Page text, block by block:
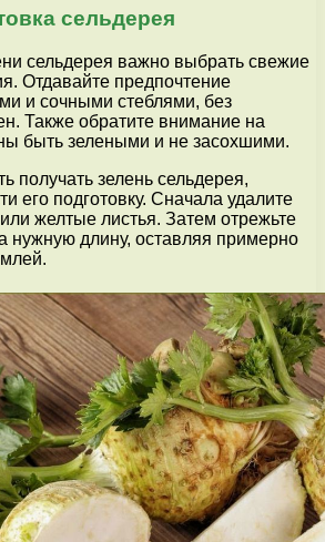
сельдерея
сельдерея важно выбрать свежие
Отдавайте предпочтение
и сочными стеблями, без
Также обратите внимание на
быть зелеными и не засохшими.
получать зелень сельдерея,
его подготовку. Сначала удалите
желтые листья. Затем отрежьте
нужную длину, оставляя примерно